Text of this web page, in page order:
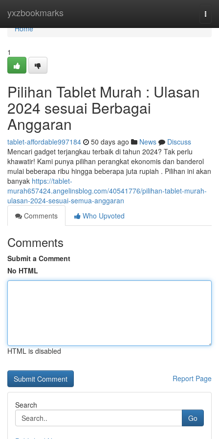
yxzbookmarks
Home
Home
1
Pilihan Tablet Murah : Ulasan
2024 sesuai Berbagai
Anggaran
tablet-affordable997184 50 days ago News
Discuss
Mencari gadget terjangkau terbaik di tahun 2024? Tak perlu
khawatir! Kami punya pilihan perangkat ekonomis dan banderol
mulai beberapa ribu hingga beberapa juta rupiah . Pilihan ini akan
banyak https://tablet-
murah657424.angelinsblog.com/40541776/pilihan-tablet-murah-
ulasan-2024-sesuai-semua-anggaran
Comments
Who Upvoted
Comments
Submit a Comment
No HTML
HTML is disabled
Report Page
Search
Go